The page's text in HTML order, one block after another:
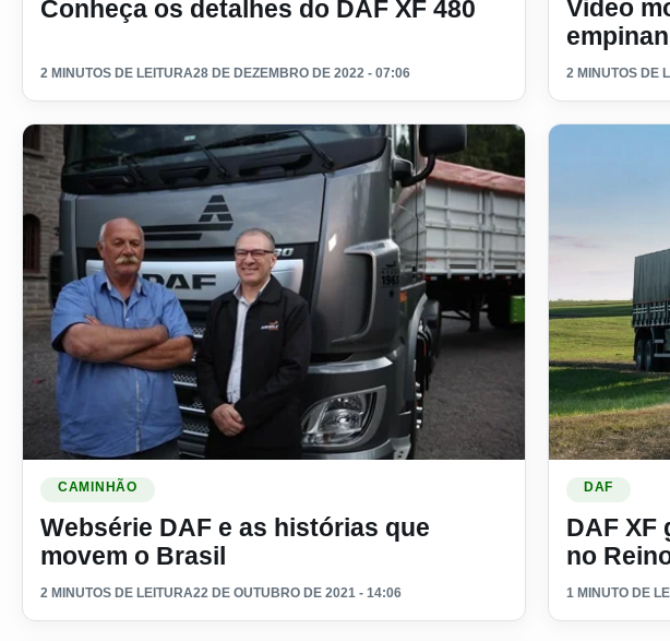
Conheça os detalhes do DAF XF 480
2 MINUTOS DE LEITURA28 DE DEZEMBRO DE 2022 - 07:06
Video
2 MINUTOS DE
CAMINHÃO
Websérie DAF e as histórias que
movem o Brasil
2 MINUTOS DE LEITURA22 DE OUTUBRO DE 2021 - 14:06
DAF
DAF
no
1 MINUTO DE